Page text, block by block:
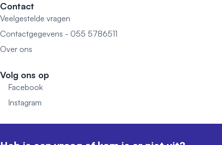
Contact
Veelgestelde vragen
Contactgegevens - 055 5786511
Over ons
Volg ons op
Facebook
Instagram